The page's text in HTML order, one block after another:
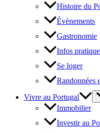
Histoire du
Évènements
Gastronomie
Infos
Se loger
Randonnées
Vivre au Portugal
Immobilier
Investir au